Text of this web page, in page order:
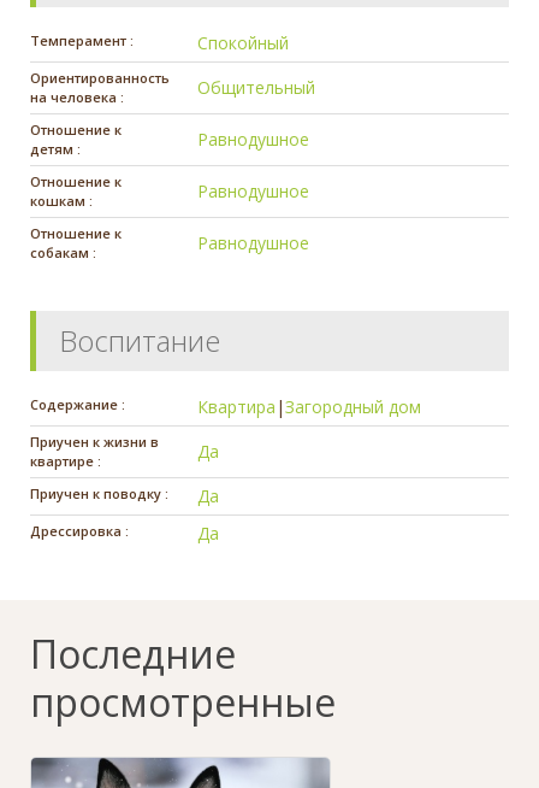
Темперамент : Спокойный
Ориентированность
на человека :
Общительный
Отношение к
детям :
Равнодушное
Отношение к
кошкам :
Равнодушное
Отношение к
собакам :
Равнодушное
Воспитание
Содержание : Квартира |Загородный дом
Приучен к жизни в
квартире :
Да
Приучен к поводку : Да
Дрессировка : Да
Последние
просмотренные